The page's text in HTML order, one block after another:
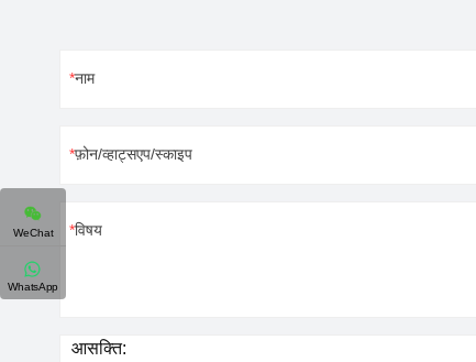
नाम
फ़ोन/व्हाट्सएप/स्काइप
विषय
आसक्ति:
WeChat
WhatsApp